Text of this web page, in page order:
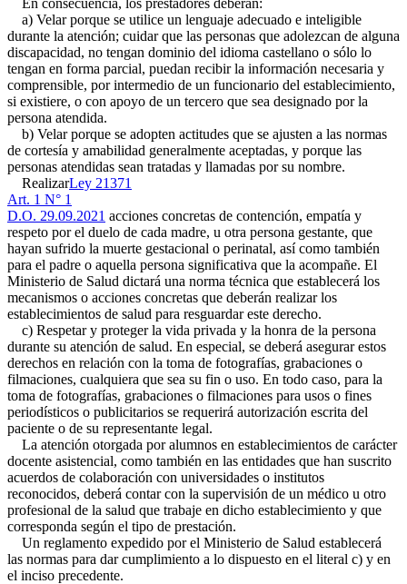
En consecuencia, los prestadores deberán:
a) Velar porque se utilice un lenguaje adecuado e inteligible
durante la atención; cuidar que las personas que adolezcan de alguna
discapacidad, no tengan dominio del idioma castellano o sólo lo
tengan en forma parcial, puedan recibir la información necesaria y
comprensible, por intermedio de un funcionario del establecimiento,
si existiere, o con apoyo de un tercero que sea designado por la
persona atendida.
b) Velar porque se adopten actitudes que se ajusten a las normas
de cortesía y amabilidad generalmente aceptadas, y porque las
personas atendidas sean tratadas y llamadas por su nombre.
RealizarLey 21371
Art. 1 N° 1
D.O. 29.09.2021 acciones concretas de contención, empatía y
respeto por el duelo de cada madre, u otra persona gestante, que
hayan sufrido la muerte gestacional o perinatal, así como también
para el padre o aquella persona significativa que la acompañe. El
Ministerio de Salud dictará una norma técnica que establecerá los
mecanismos o acciones concretas que deberán realizar los
establecimientos de salud para resguardar este derecho.
c) Respetar y proteger la vida privada y la honra de la persona
durante su atención de salud. En especial, se deberá asegurar estos
derechos en relación con la toma de fotografías, grabaciones o
filmaciones, cualquiera que sea su fin o uso. En todo caso, para la
toma de fotografías, grabaciones o filmaciones para usos o fines
periodísticos o publicitarios se requerirá autorización escrita del
paciente o de su representante legal.
La atención otorgada por alumnos en establecimientos de carácter
docente asistencial, como también en las entidades que han suscrito
acuerdos de colaboración con universidades o institutos
reconocidos, deberá contar con la supervisión de un médico u otro
profesional de la salud que trabaje en dicho establecimiento y que
corresponda según el tipo de prestación.
Un reglamento expedido por el Ministerio de Salud establecerá
las normas para dar cumplimiento a lo dispuesto en el literal c) y en
el inciso precedente.